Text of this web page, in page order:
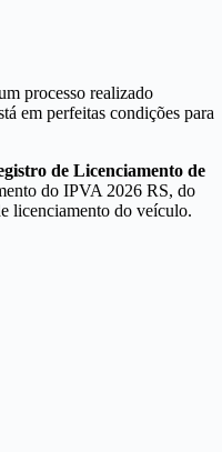
processo realizado
em perfeitas condições para
de Licenciamento de
do IPVA 2026 RS, do
licenciamento do veículo.